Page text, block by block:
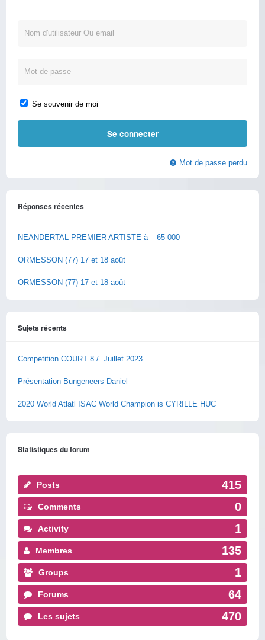
Se souvenir de moi
Mot de passe perdu
Réponses récentes
NEANDERTAL PREMIER ARTISTE à – 65 000
ORMESSON (77) 17 et 18 août
ORMESSON (77) 17 et 18 août
Sujets récents
Competition COURT 8./. Juillet 2023
Présentation Bungeneers Daniel
2020 World Atlatl ISAC World Champion is CYRILLE HUC
Statistiques du forum
Posts 415
Comments 0
Activity 1
Membres 135
Groups 1
Forums 64
Les sujets 470